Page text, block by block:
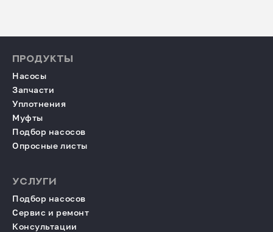
ПРОДУКТЫ
Насосы
Запчасти
Уплотнения
Муфты
Подбор насосов
Опросные листы
УСЛУГИ
Подбор насосов
Сервис и ремонт
Консультации